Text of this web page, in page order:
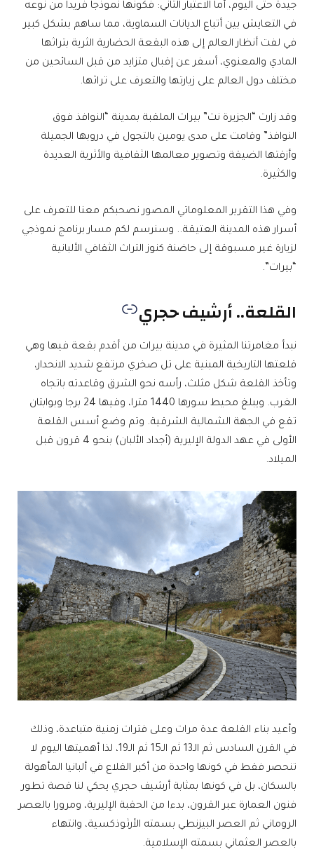
جيدة حتى اليوم، أما الاعتبار الثاني: فكونها نموذجا فريدا من نوعه
في التعايش بين أتباع الديانات السماوية، مما ساهم بشكل كبير
في لفت أنظار العالم إلى هذه البقعة الحضارية الثرية بتراثها
المادي والمعنوي، أسفر عن إقبال متزايد من قبل السائحين من
مختلف دول العالم على زيارتها والتعرف على تراثها.
وقد زارت “الجزيرة نت” بيرات الملقبة بمدينة “النوافذ فوق
النوافذ” وقامت على مدى يومين بالتجول في دروبها الجميلة
وأزقتها الضيقة وتصوير معالمها الثقافية والأثرية العديدة
والكثيرة.
وفي هذا التقرير المعلوماتي المصور نصحبكم معنا للتعرف على
أسرار هذه المدينة العتيقة.. وسنرسم لكم مسار برنامج نموذجي
لزيارة غير مسبوقة إلى حاضنة كنوز التراث الثقافي الألبانية
“بيرات”.
القلعة.. أرشيف حجري
نبدأ مغامرتنا المثيرة في مدينة بيرات من أقدم بقعة فيها وهي
قلعتها التاريخية المبنية على تل صخري مرتفع شديد الانحدار،
وتأخذ القلعة شكل مثلث، رأسه نحو الشرق وقاعدته باتجاه
الغرب. ويبلغ محيط سورها 1440 مترا، وفيها 24 برجا وبوابتان
تقع في الجهة الشمالية الشرقية. وتم وضع أسس القلعة
الأولى في عهد الدولة الإليرية (أجداد الألبان) بنحو 4 قرون قبل
الميلاد.
وأعيد بناء القلعة عدة مرات وعلى فترات زمنية متباعدة، وذلك
في القرن السادس ثم الـ13 ثم الـ15 ثم الـ19، لذا أهميتها اليوم لا
تنحصر فقط في كونها واحدة من أكبر القلاع في ألبانيا المأهولة
بالسكان، بل في كونها بمثابة أرشيف حجري يحكي لنا قصة تطور
فنون العمارة عبر القرون، بدءا من الحقبة الإليرية، ومرورا بالعصر
الروماني ثم العصر البيزنطي بسمته الأرثوذكسية، وانتهاء
بالعصر العثماني بسمته الإسلامية.